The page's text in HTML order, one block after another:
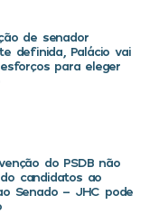
de senador
definida, Palácio vai
para eleger
do PSDB não
candidatos ao
Senado – JHC pode